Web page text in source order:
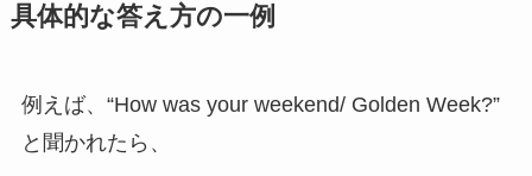
具体的な答え方の一例
例えば、“How was your weekend/ Golden Week?”
と聞かれたら、